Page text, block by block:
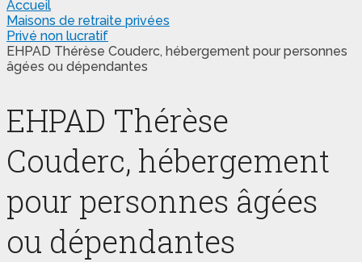
Accueil
Maisons de retraite privées
Privé non lucratif
EHPAD Thérèse Couderc, hébergement pour personnes
âgées ou dépendantes
EHPAD Thérèse
Couderc, hébergement
pour personnes âgées
ou dépendantes